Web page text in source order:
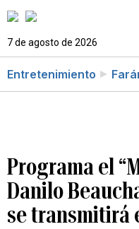
7 de agosto de 2026
Entretenimiento
Programa el
Danilo
se transmitirá